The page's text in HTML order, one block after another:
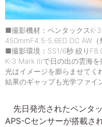
■撮影機材：ペンタックスK-
450mmF4.5-5.6ED DC AW（
■撮影環境：SS1/6秒 絞り
K-3 Mark IIIで日の出の雲海
光はイメージを膨らませてく
結果のギャップも光学ファイ
先日発売されたペンタ
APS-Cセンサーが搭載さ